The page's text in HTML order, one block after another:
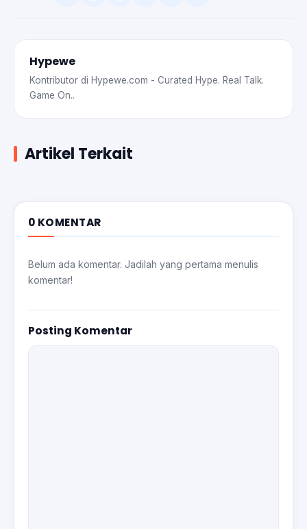
Hypewe
Kontributor di Hypewe.com - Curated Hype. Real Talk.
Game On..
Artikel Terkait
0 KOMENTAR
Belum ada komentar. Jadilah yang pertama menulis
komentar!
Posting Komentar